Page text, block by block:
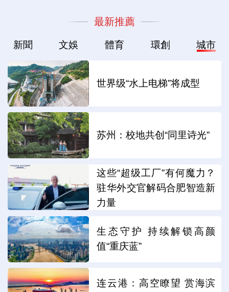
最新推薦
新聞 文娛 體育 環創 城市
世界级“水上电梯”将成型
苏州：校地共创“同里诗光”
这些“超级工厂”有何魔力？
驻华外交官解码合肥智造新
力量
生态守护 持续解锁高颜
值“重庆蓝”
连云港：高空瞭望 赏海滨